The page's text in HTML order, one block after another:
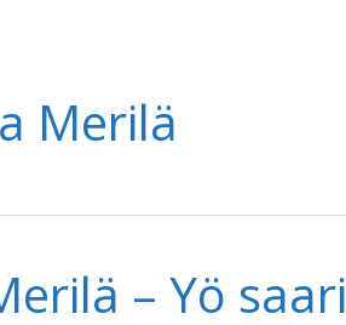
Merilä
– Yö